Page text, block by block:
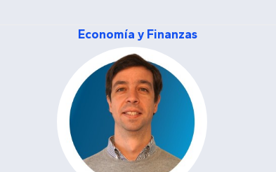
Economía y Finanzas